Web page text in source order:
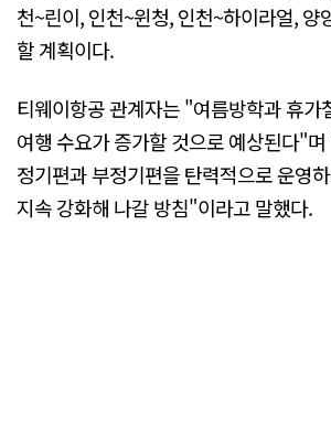
천~린이, 인천~윈청, 인천~하이라얼, 양
할 계획이다.
티웨이항공 관계자는 "여름방학과 휴가
여행 수요가 증가할 것으로 예상된다"
정기편과 부정기편을 탄력적으로 운영
지속 강화해 나갈 방침"이라고 말했다.